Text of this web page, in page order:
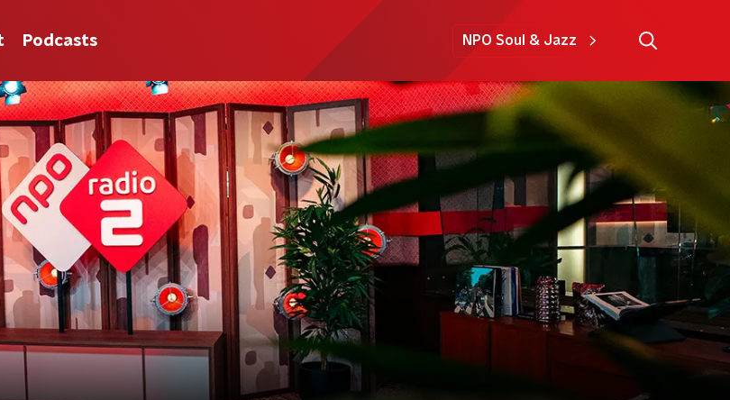
Podcasts NPO Soul & Jazz